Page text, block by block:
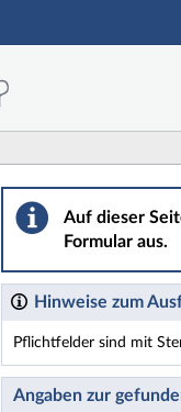
Barriere melden
Auf dieser
Formular aus.
Hinweise zum
Pflichtfelder sind mit
Dieses Formular enthält
Angaben zur